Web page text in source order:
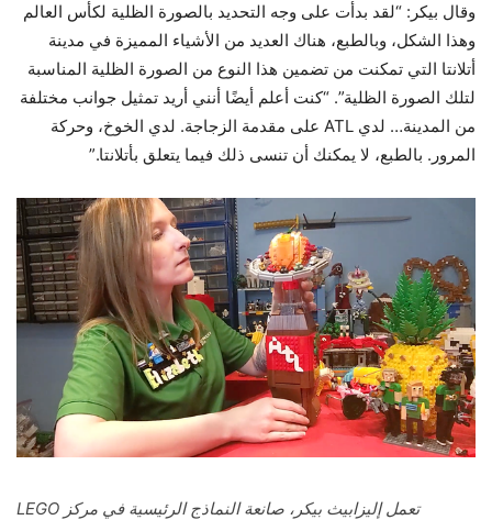
وقال بيكر: “لقد بدأت على وجه التحديد بالصورة الظلية لكأس العالم
وهذا الشكل، وبالطبع، هناك العديد من الأشياء المميزة في مدينة
أتلانتا التي تمكنت من تضمين هذا النوع من الصورة الظلية المناسبة
لتلك الصورة الظلية”. “كنت أعلم أيضًا أنني أريد تمثيل جوانب مختلفة
من المدينة… لدي ATL على مقدمة الزجاجة. لدي الخوخ، وحركة
المرور. بالطبع، لا يمكنك أن تنسى ذلك فيما يتعلق بأتلانتا.”
تعمل إليزابيث بيكر، صانعة النماذج الرئيسية في مركز LEGO